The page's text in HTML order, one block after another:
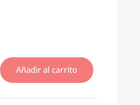
Añadir al carrito